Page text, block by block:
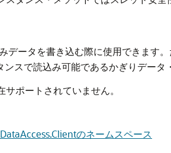
データを書き込む際に使用できます
ンスで読込み可能であるかぎりデータ
ポートされていません。
のネームスペース